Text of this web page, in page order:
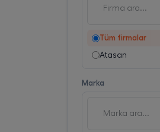
Tüm firmalar
Atasan
Marka